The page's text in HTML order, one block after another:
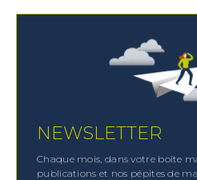
NEWSLETTER
Chaque mois, dans votre boîte
publications et nos pépites de
ESSAI
Découvrez gratuitement
nos contenus et notre
JE